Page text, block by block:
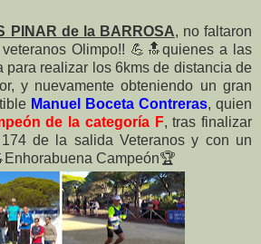
PINAR de la BARROSA, no faltaron
Olimpo!! 💪 🔝quienes a las
para realizar los 6kms de distancia de
y nuevamente obteniendo un gran
Manuel Boceta Contreras, quien
de la categoría F, tras finalizar
de la salida Veteranos y con un
Enhorabuena Campeón🏆